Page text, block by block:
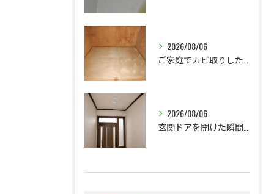
2026/08/06
ご家庭でカビ取りした押入れ、そのままにしていませんか？
2026/08/06
玄関ドアを開けた瞬間の臭い。壁紙を張替えないと解決できないこともあります